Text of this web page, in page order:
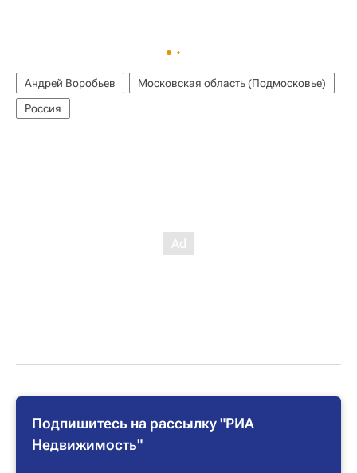
Андрей Воробьев
Московская область (Подмосковье)
Россия
Подпишитесь на рассылку "РИА
Недвижимость"